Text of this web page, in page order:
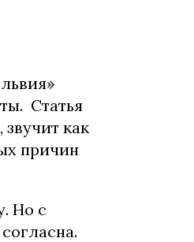
Статья
как
причин
Но с